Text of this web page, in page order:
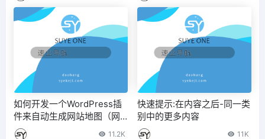
如何开发一个WordPress插
件来自动生成网站地图（网
站地图自动生成器）
11.2K
快速提示:在内容之后-同一类
别中的更多内容
11K